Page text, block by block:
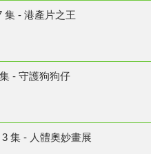
集 - 港產片之王
- 守護狗狗仔
集 - 人體奧妙畫展